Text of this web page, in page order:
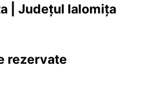
| Județul Ialomița
rezervate